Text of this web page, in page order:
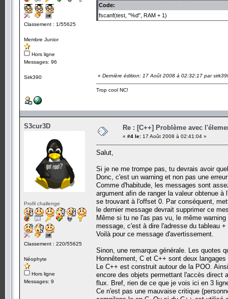
Classement : 1/55625
Membre Junior
Hors ligne
Messages: 96
Sirk390
Code:
fscanf(test, "%d", RAM + 1)
« Dernière édition: 17 Août 2008 à 02:32:17 par
Trop cool NC!
S3cur3D
Profil challenge
Classement : 220/55625
Néophyte
Hors ligne
Messages: 9
Re : [C++] Problème avec
« #4 le: 17 Août 2008 à 02:41:04 »
Salut,
Si je ne me trompe pas, tu devrais avoir
Donc, c'est un warning et non pas une
Comme d'habitude, les messages sont
argument afin de ranger la valeur obtenue
se trouvant à l'offset 0. Par conséquent,
le dernier message devrait supprimer ce
Même si tu ne l'as pas vu, le même
message, c'est à dire l'adresse du tableau
Voilà pour ce message d'avertissement.
Sinon, une remarque générale. Les quotes
Honnêtement, C et C++ sont deux
Le C++ est construit autour de la POO.
encore des objets permettant l'accès direct
flux. Bref, rien de ce que je vois ici en 3
Ce n'est pas une mauvaise critique